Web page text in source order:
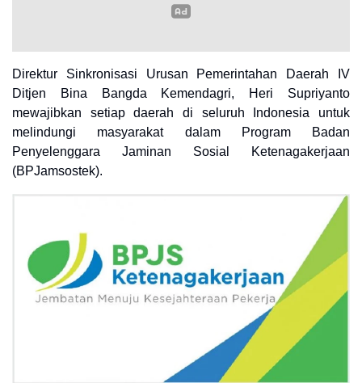
Direktur Sinkronisasi Urusan Pemerintahan Daerah IV
Ditjen Bina Bangda Kemendagri, Heri Supriyanto
mewajibkan setiap daerah di seluruh Indonesia untuk
melindungi masyarakat dalam Program Badan
Penyelenggara Jaminan Sosial Ketenagakerjaan
(BPJamsostek).